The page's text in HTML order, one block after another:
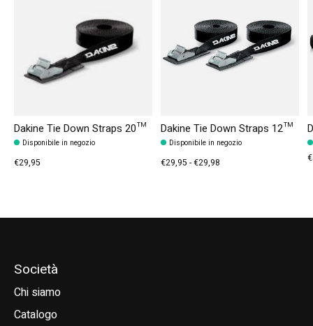
Dakine Tie Down Straps 20™
Disponibile in negozio
€29,95
Dakine Tie Down Straps 12™
Disponibile in negozio
€29,95 - €29,98
Società
Chi siamo
Catalogo